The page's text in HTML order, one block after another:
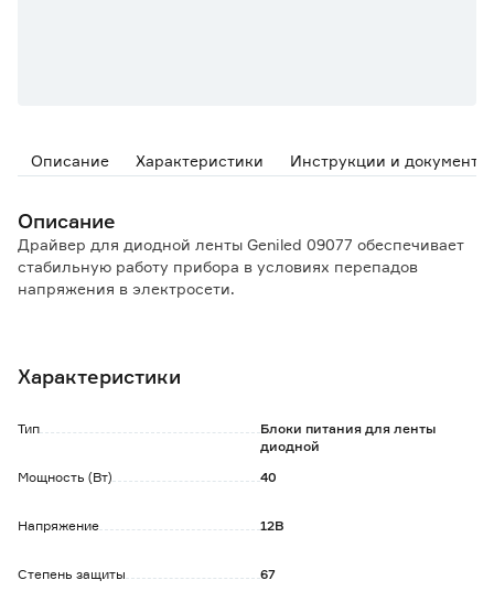
Описание Характеристики Инструкции и документы
Описание
Драйвер для диодной ленты Geniled 09077 обеспечивает
стабильную работу прибора в условиях перепадов
напряжения в электросети.
замыкания;
влажностью или на улице благодаря высокой степени
- стабилизация по напряжению;
- надежность изделия и защита от механических
материалов;
Характеристики
Тип
Блоки питания для ленты
диодной
Мощность (Вт)
40
Напряжение 12В
Степень защиты 67